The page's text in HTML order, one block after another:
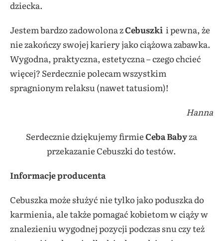
dziecka.
Jestem bardzo zadowolona zCebuszki i pewna, że
nie zakończy swojej kariery jako ciążowa zabawka.
Wygodna, praktyczna, estetyczna – czego chcieć
więcej? Serdecznie polecam wszystkim
spragnionym relaksu (nawet tatusiom)!
Hanna
Serdecznie dziękujemy firmieCeba Babyza
przekazanie Cebuszki do testów.
Informacje producenta
Cebuszka może służyć nie tylko jako poduszka do
karmienia, ale także pomagać kobietom w ciąży w
znalezieniu wygodnej pozycji podczas snu czy też